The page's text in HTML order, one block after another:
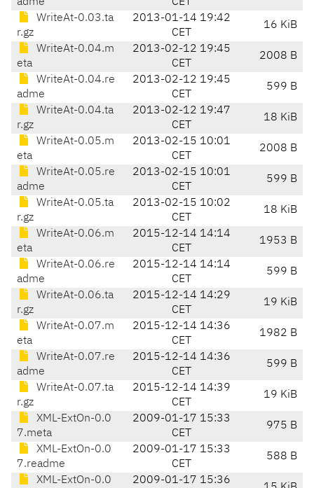
WriteAt-0.03.ta
r.gz
2013-01-14 19:42
CET
16 KiB
WriteAt-0.04.m
eta
2013-02-12 19:45
CET
2008 B
WriteAt-0.04.re
adme
2013-02-12 19:45
CET
599 B
WriteAt-0.04.ta
r.gz
2013-02-12 19:47
CET
18 KiB
WriteAt-0.05.m
eta
2013-02-15 10:01
CET
2008 B
WriteAt-0.05.re
adme
2013-02-15 10:01
CET
599 B
WriteAt-0.05.ta
r.gz
2013-02-15 10:02
CET
18 KiB
WriteAt-0.06.m
eta
2015-12-14 14:14
CET
1953 B
WriteAt-0.06.re
adme
2015-12-14 14:14
CET
599 B
WriteAt-0.06.ta
r.gz
2015-12-14 14:29
CET
19 KiB
WriteAt-0.07.m
eta
2015-12-14 14:36
CET
1982 B
WriteAt-0.07.re
adme
2015-12-14 14:36
CET
599 B
WriteAt-0.07.ta
r.gz
2015-12-14 14:39
CET
19 KiB
XML-ExtOn-0.0
7.meta
2009-01-17 15:33
CET
975 B
XML-ExtOn-0.0
7.readme
2009-01-17 15:33
CET
588 B
XML-ExtOn-0.0
2009-01-17 15:36